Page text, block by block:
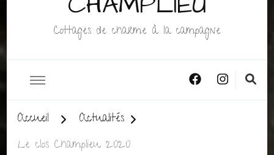
Cottages de charme à la campagne
Accueil
Actualités
Le clos Champlieu 2020